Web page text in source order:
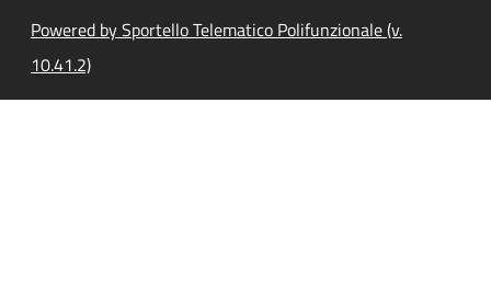
Powered by Sportello Telematico Polifunzionale (v.
10.41.2)